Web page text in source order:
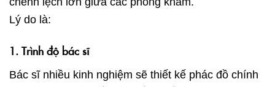
Lý do là:
1. Trình độ bác sĩ
Bác sĩ nhiều kinh nghiệm sẽ thiết kế phác đồ chính